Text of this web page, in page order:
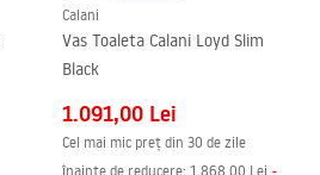
Calani
Vas Toaleta Calani Loyd Slim
Black
1.091,00 Lei
Cel mai mic preț din 30 de zile
înainte de reducere: 1.868,00 Lei -